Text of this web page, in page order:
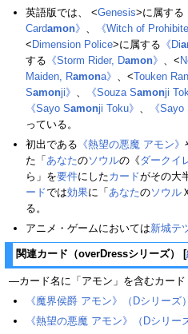
英語版では、 <Genesis>に属する
Cardamon》 、 《Witch of
< Dimension Police>に属する 《Di
する 《Storm Rider, Damon》 、<
Maiden, Ramona》 、<Touken
Samonji》 、 《Souza Samonji
《Sayo Samonji Toku》 、 《Sayo
っている。
初出である 《熱望の悪魔 アモン》
た「 あなたのソウルの《ダークイ
ら」を要件にしたカードがその大
ードでは効果に「 あなたのソウル
る。
アニメ・ゲームにおいては新城テ
関連カード（overDressシリーズ） [
―カード名に「アモン」を含むカード
《魔界侯爵 アモン》（Dシリーズ）
《熱望の悪魔 アモン》（Dシリー